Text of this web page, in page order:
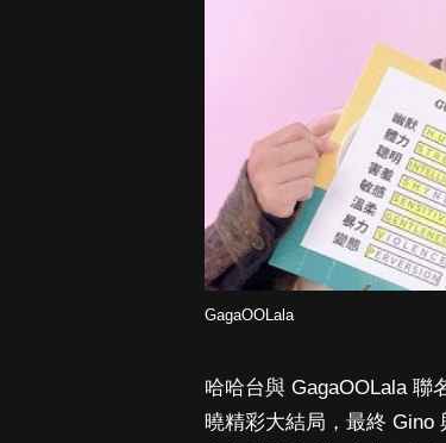
GagaOOLala
哈哈台與 GagaOOLala 聯
曉精彩大結局，最終 Gino